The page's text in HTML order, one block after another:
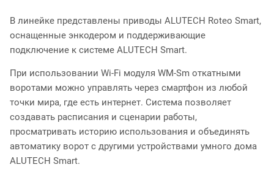
В линейке представлены приводы ALUTECH Roteo Smart,
оснащенные энкодером и поддерживающие
подключение к системе ALUTECH Smart.
При использовании Wi-Fi модуля WM-Sm откатными
воротами можно управлять через смартфон из любой
точки мира, где есть интернет. Система позволяет
создавать расписания и сценарии работы,
просматривать историю использования и объединять
автоматику ворот с другими устройствами умного дома
ALUTECH Smart.